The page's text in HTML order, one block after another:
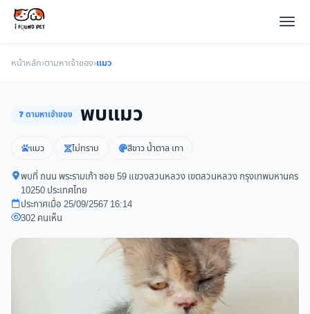
หน้าหลัก›ตามหาเจ้าของ›แมว
❓ ตามหาเจ้าของ พบแมว
แมว ไม่ทราบ สีขาว น้ำตาล เทา
พบที่ ถนน พระรามเก้า ซอย 59 แขวงสวนหลวง เขตสวนหลวง กรุงเทพมหานคร
10250 ประเทศไทย
ประกาศเมื่อ 25/09/2567 16:14
302 คนเห็น